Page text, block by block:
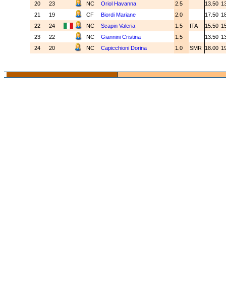
20
23 NC Oriol Havanna 2.5 13.50
21
19 CF Biordi Mariane 2.0 17.50
22
24 NC Scapin Valeria 1.5 ITA 15.50
23
22 NC Giannini Cristina 1.5 13.50
24
20 NC Capicchioni Dorina 1.0 SMR 18.00